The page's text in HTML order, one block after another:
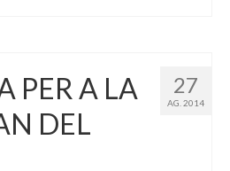
27
AG. 2014
PER A LA
DEL